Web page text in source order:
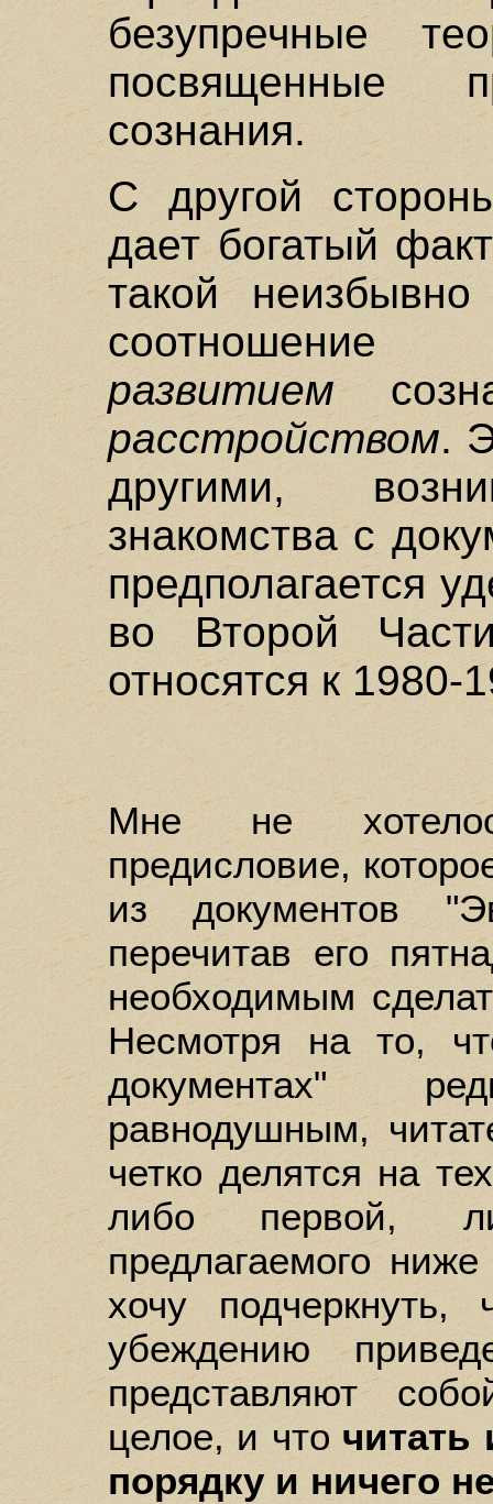
безупречные
посвященные
сознания.
С другой
дает богатый
такой
соотношение
развитием
расстройством.
другими,
знакомства с
предполагается
во Второй
относятся к 1980-
Мне не
предисловие,
из документов
перечитав его
необходимым
Несмотря на то,
документах"
равнодушным,
четко делятся на
либо первой,
предлагаемого
хочу
убеждению
представляют
целое, и что
порядку и ничего